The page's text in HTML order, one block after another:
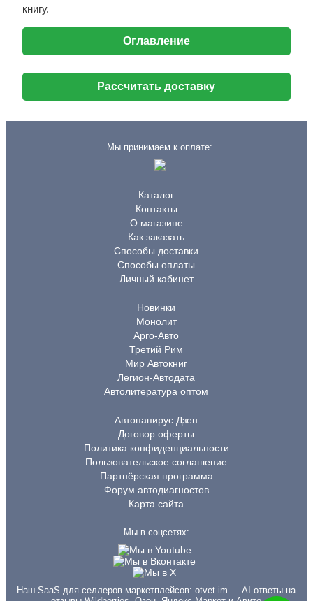
книгу.
Оглавление
Рассчитать доставку
Мы принимаем к оплате:
Каталог
Контакты
О магазине
Как заказать
Способы доставки
Способы оплаты
Личный кабинет
Новинки
Монолит
Арго-Авто
Третий Рим
Мир Автокниг
Легион-Автодата
Автолитература оптом
Автопапирус.Дзен
Договор оферты
Политика конфиденциальности
Пользовательское соглашение
Партнёрская программа
Форум автодиагностов
Карта сайта
Мы в соцсетях:
Наш SaaS для селлеров маркетплейсов:otvet.im — AI-ответы на